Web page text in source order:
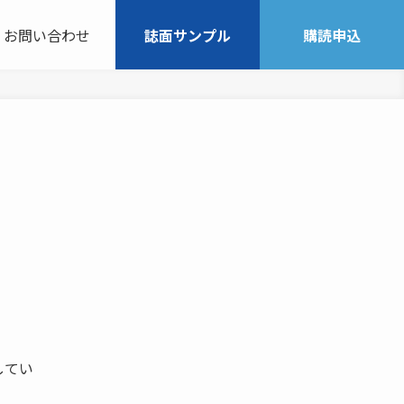
お問い合わせ 誌面サンプル 購読申込
い